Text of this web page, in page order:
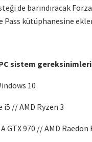
de barındıracak
Pass kütüphanesine
sistem
10
// AMD Ryzen 3
GTX 970 // AMD Raedon